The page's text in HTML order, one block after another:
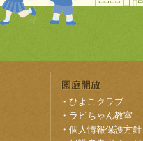
・ ひよこクラブ
・ ラビちゃん教室
・ 個人情報保護方針